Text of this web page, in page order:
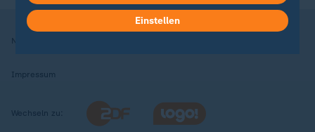
Nutzungsbedingungen
Impressum
Wechseln zu:
Hier findest du das Impressum.
Weitere Informationen findest du in unserer
Einstellen